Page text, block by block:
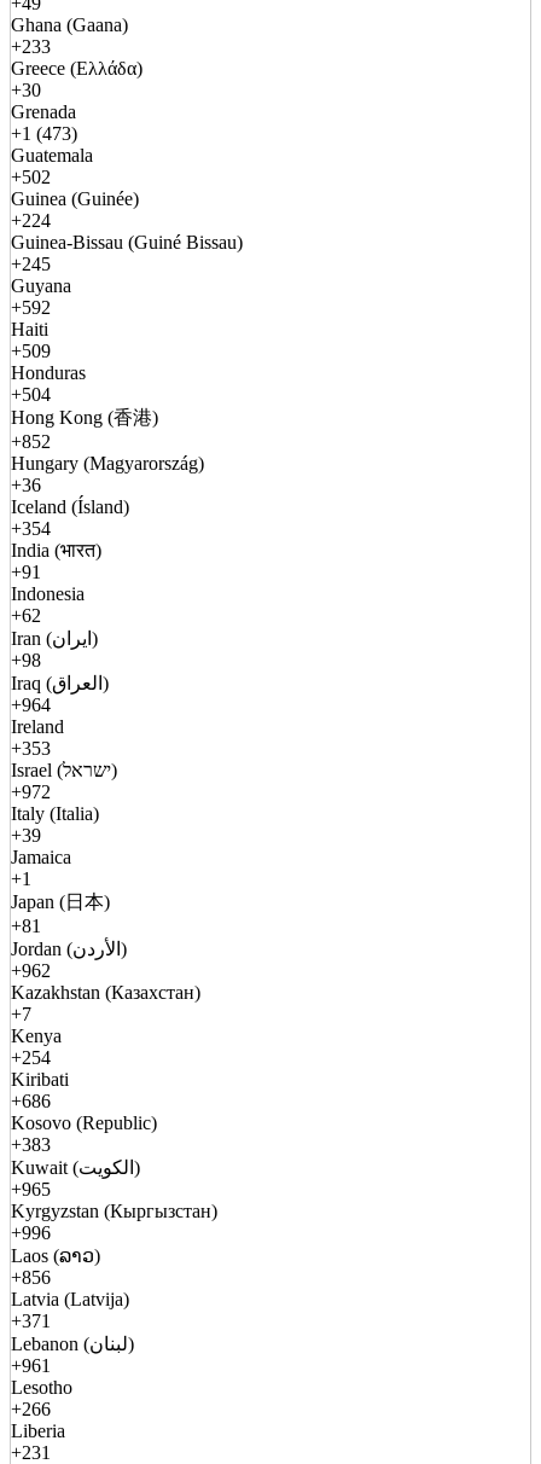
Ghana (Gaana)
+233
Greece (Ελλάδα)
+30
Grenada
+1 (473)
Guatemala
+502
Guinea (Guinée)
+224
Guinea-Bissau (Guiné Bissau)
+245
Guyana
+592
Haiti
+509
Honduras
+504
Hong Kong (香港)
+852
Hungary (Magyarország)
+36
Iceland (Ísland)
+354
India (भारत)
+91
Indonesia
+62
Iran (ایران)
+98
Iraq (العراق)
+964
Ireland
+353
Israel (ישראל)
+972
Italy (Italia)
+39
Jamaica
+1
Japan (日本)
+81
Jordan (الأردن)
+962
Kazakhstan (Казахстан)
+7
Kenya
+254
Kiribati
+686
Kosovo (Republic)
+383
Kuwait (الكويت)
+965
Kyrgyzstan (Кыргызстан)
+996
Laos (ລາວ)
+856
Latvia (Latvija)
+371
Lebanon (لبنان)
+961
Lesotho
+266
Liberia
+231